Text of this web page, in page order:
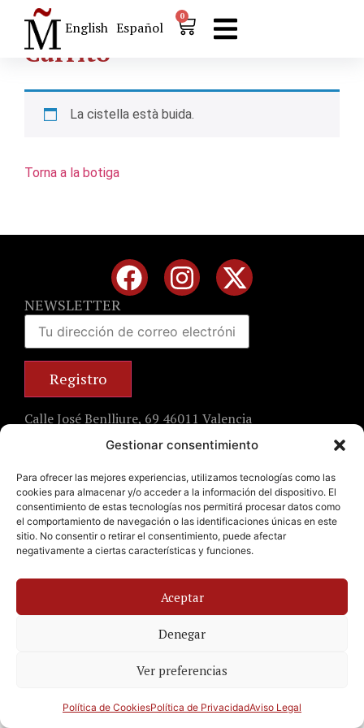
Gestionar consentimiento
Para ofrecer las mejores experiencias, utilizamos tecnologías como las
cookies para almacenar y/o acceder a la información del dispositivo. El
consentimiento de estas tecnologías nos permitirá procesar datos como
el comportamiento de navegación o las identificaciones únicas en este
sitio. No consentir o retirar el consentimiento, puede afectar
negativamente a ciertas características y funciones.
Aceptar
Denegar
Ver preferencias
Política de CookiesPolítica de PrivacidadAviso Legal
English Español
0
Carrito
La cistella està buida.
Torna a la botiga
NEWSLETTER
Calle José Benlliure, 69 46011 Valencia
+34 963 672 314
Parking gratuito
Aviso Legal
Política de Cookies
Developed byLevenant